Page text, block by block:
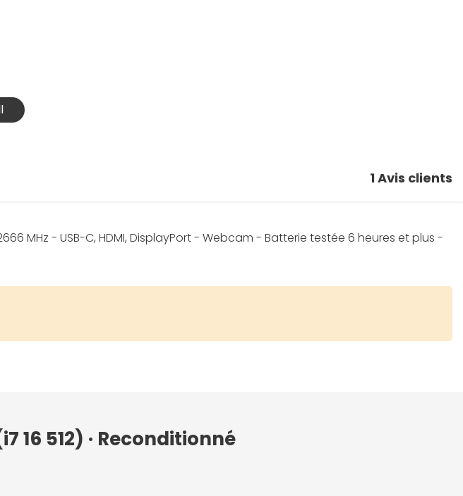
1Avis clients
MHz - USB-C, HDMI, DisplayPort - Webcam - Batterie testée 6 heures et plus -
16 512) · Reconditionné